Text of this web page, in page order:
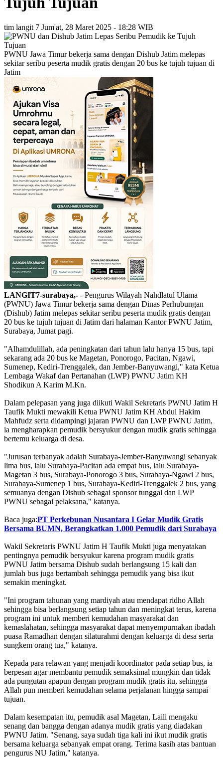
tim langit 7 Jum'at, 28 Maret 2025 - 18:28 WIB
PWNU Jawa Timur bekerja sama dengan Dishub Jatim melepas
sekitar seribu peserta mudik gratis dengan 20 bus ke tujuh tujuan di
Jatim
LANGIT7-surabaya,- - Pengurus Wilayah Nahdlatul Ulama
(PWNU) Jawa Timur bekerja sama dengan Dinas Perhubungan
(Dishub) Jatim melepas sekitar seribu peserta mudik gratis dengan
20 bus ke tujuh tujuan di Jatim dari halaman Kantor PWNU Jatim,
Surabaya, Jumat pagi.
"Alhamdulillah, ada peningkatan dari tahun lalu hanya 15 bus, tapi
sekarang ada 20 bus ke Magetan, Ponorogo, Pacitan, Ngawi,
Sumenep, Kediri-Trenggalek, dan Jember-Banyuwangi," kata Ketua
Lembaga Wakaf dan Pertanahan (LWP) PWNU Jatim KH
Shodikun A Karim M.Kn.
Dalam pelepasan yang juga diikuti Wakil Sekretaris PWNU Jatim H
Taufik Mukti mewakili Ketua PWNU Jatim KH Abdul Hakim
Mahfudz serta didampingi jajaran PWNU dan LWP PWNU Jatim,
ia mengharapkan pemudik bersyukur dengan mudik gratis sehingga
bertemu keluarga di desa.
"Jurusan terbanyak adalah Surabaya-Jember-Banyuwangi sebanyak
lima bus, lalu Surabaya-Pacitan ada empat bus, lalu Surabaya-
Magetan 3 bus, Surabaya-Ponorogo 3 bus, Surabaya-Ngawi 2 bus,
Surabaya-Sumenep 1 bus, Surabaya-Kediri-Trenggalek 2 bus, yang
semuanya dengan Dishub sebagai sponsor tunggal dan LWP
PWNU sebagai pelaksana," katanya.
Baca juga:PT Perkebunan Nusantara I Gelar Mudik Gratis
Bersama BUMN, Berangkatkan 1.000 Pemudik dari Surabaya
Wakil Sekretaris PWNU Jatim H Taufik Mukti juga menyatakan
pentingnya pemudik bersyukur karena program mudik gratis
PWNU Jatim bersama Dishub sudah berlangsung 15 kali dan
jumlah bus juga bertambah sehingga pemudik yang bisa ikut
semakin meningkat.
"Ini program tahunan yang mardiyah atau mendapat ridho Allah
sehingga bisa berlangsung setiap tahun dan meningkat terus, karena
program ini untuk memberi kemudahan masyarakat dan
kemaslahatan, sehingga masyarakat dapat menyempurnakan ibadah
puasa Ramadhan dengan silaturahmi dengan keluarga di desa serta
sungkem orang tua," katanya.
Kepada para relawan yang menjadi koordinator pada setiap bus, ia
berpesan agar membantu pemudik semaksimal mungkin dan tidak
ada pungutan apapun dengan program mudik gratis itu, sehingga
Allah pun memberi kemudahan selama perjalanan hingga sampai
tujuan.
Dalam kesempatan itu, pemudik asal Magetan, Laili mengaku
senang dan bangga dengan adanya mudik gratis yang diadakan
PWNU Jatim. "Senang, saya sudah tiga kali ini ikut mudik gratis
bersama keluarga sebanyak empat orang. Terima kasih atas bantuan
pengurus NU Jatim," katanya.